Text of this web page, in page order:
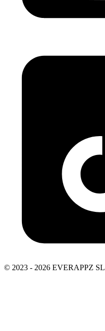
© 2023 - 2026 EVERAPPZ SL